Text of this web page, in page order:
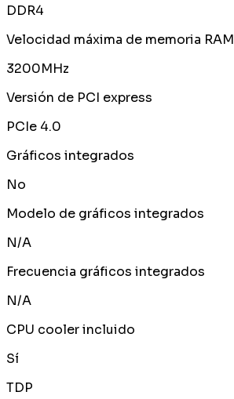
DDR4
Velocidad máxima de memoria RAM
3200MHz
Versión de PCI express
PCIe 4.0
Gráficos integrados
No
Modelo de gráficos integrados
N/A
Frecuencia gráficos integrados
N/A
CPU cooler incluido
Sí
TDP